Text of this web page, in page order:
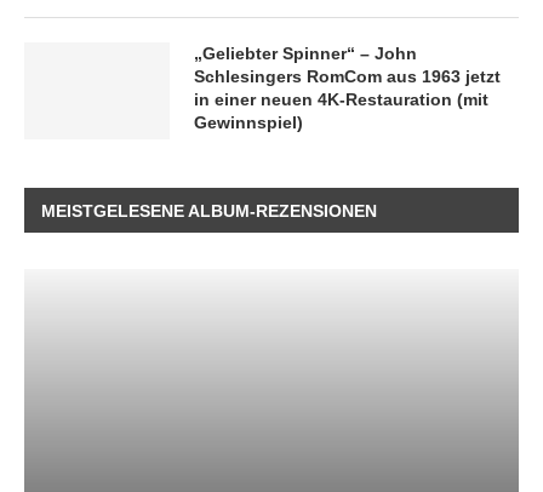
„Geliebter Spinner“ – John
Schlesingers RomCom aus 1963 jetzt
in einer neuen 4K-Restauration (mit
Gewinnspiel)
MEISTGELESENE ALBUM-REZENSIONEN